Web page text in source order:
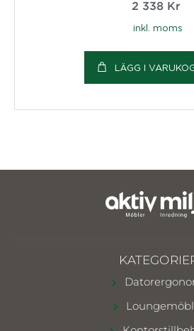
2 338 Kr
inkl. moms
LÄGG I